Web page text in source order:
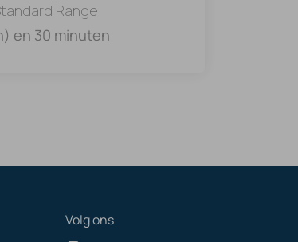
Range
en 30 minuten
Volg ons